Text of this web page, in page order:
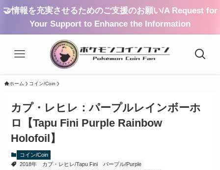
🤝情報を充実させるためのご支援のお願い/A Request for
Your Support to Enhance the Information
ホーム コイン/Coin
カプ・レヒレ：パープルレインボーホ
ロ【Tapu Fini Purple Rainbow
Holofoil】
コイン/Coin
2018年
カプ・レヒレ/Tapu Fini
パープル/Purple